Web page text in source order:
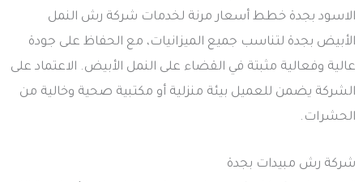
الاسود بجدة خطط أسعار مرنة لخدمات شركة رش النمل
الأبيض بجدة لتناسب جميع الميزانيات، مع الحفاظ على جودة
عالية وفعالية مثبتة في القضاء على النمل الأبيض. الاعتماد على
الشركة يضمن للعميل بيئة منزلية أو مكتبية صحية وخالية من
الحشرات.
شركة رش مبيدات بجدة